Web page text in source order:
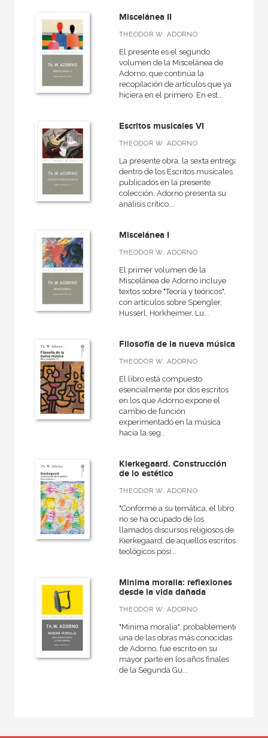
Miscelánea II
THEODOR W. ADORNO
El presente es el segundo
volumen de la Miscelánea de
Adorno, que continúa la
recopilación de artículos que ya
hiciera en el primero. En est...
Escritos musicales VI
THEODOR W. ADORNO
La presente obra, la sexta entrega
dentro de los Escritos musicales
publicados en la presente
colección, Adorno presenta su
análisis crítico...
Miscelánea I
THEODOR W. ADORNO
El primer volumen de la
Miscelánea de Adorno incluye
textos sobre "Teoría y teóricos",
con artículos sobre Spengler,
Husserl, Horkheimer, Lu...
Filosofía de la nueva música
THEODOR W. ADORNO
El libro está compuesto
esencialmente por dos escritos
en los que Adorno expone el
cambio de función
experimentado en la música
hacia la seg...
Kierkegaard. Construcción
de lo estético
THEODOR W. ADORNO
"Conforme a su temática, el libro
no se ha ocupado de los
llamados discursos religiosos de
Kierkegaard, de aquellos escritos
teológicos posi...
Minima moralia: reflexiones
desde la vida dañada
THEODOR W. ADORNO
"Minima moralia", probablemente
una de las obras más conocidas
de Adorno, fue escrito en su
mayor parte en los años finales
de la Segunda Gu...